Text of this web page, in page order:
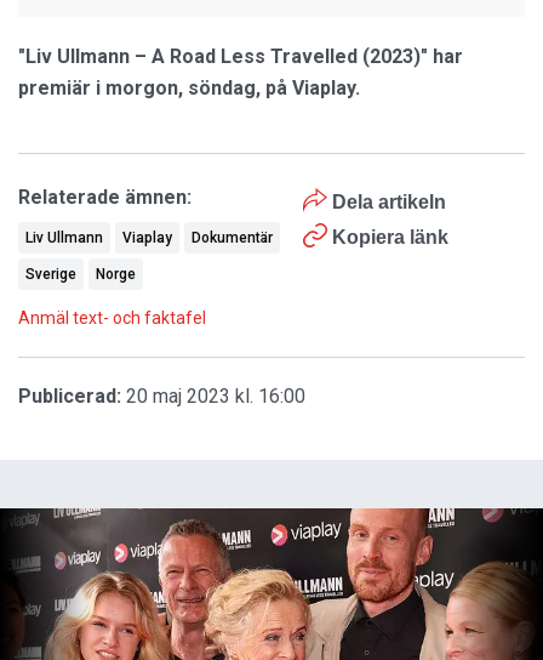
"Liv Ullmann – A Road Less Travelled (2023)" har
premiär i morgon, söndag, på Viaplay.
Dela artikeln
Kopiera länk
Relaterade ämnen:
Liv Ullmann Viaplay Dokumentär
Sverige Norge
Anmäl text- och faktafel
Publicerad: 20 maj 2023 kl. 16:00